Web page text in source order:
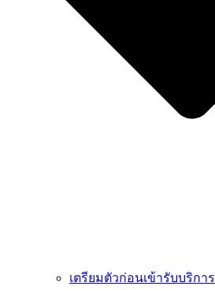
เตรียมตัวก่อนเข้ารับบริการ